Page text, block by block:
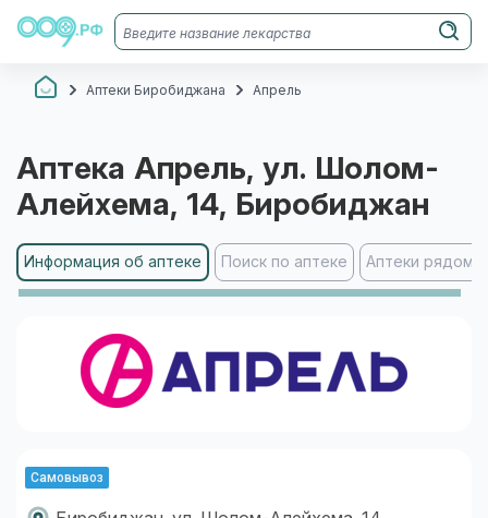
Аптеки Биробиджана Апрель
Аптека Апрель, ул. Шолом-
Алейхема, 14, Биробиджан
Информация об аптеке Поиск по аптеке Аптеки рядом
Самовывоз